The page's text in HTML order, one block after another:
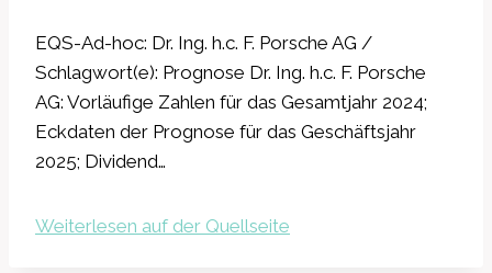
EQS-Ad-hoc: Dr. Ing. h.c. F. Porsche AG /
Schlagwort(e): Prognose Dr. Ing. h.c. F. Porsche
AG: Vorläufige Zahlen für das Gesamtjahr 2024;
Eckdaten der Prognose für das Geschäftsjahr
2025; Dividend…
Weiterlesen auf der Quellseite